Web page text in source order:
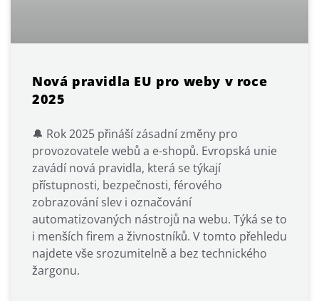
Nová pravidla EU pro weby v roce
2025
🔔 Rok 2025 přináší zásadní změny pro
provozovatele webů a e-shopů. Evropská unie
zavádí nová pravidla, která se týkají
přístupnosti, bezpečnosti, férového
zobrazování slev i označování
automatizovaných nástrojů na webu. Týká se to
i menších firem a živnostníků. V tomto přehledu
najdete vše srozumitelně a bez technického
žargonu.